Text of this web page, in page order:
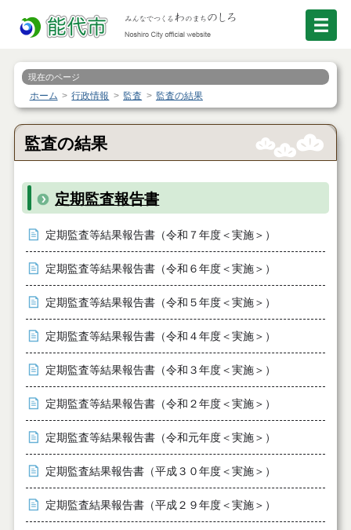
現在のページ
ホーム 行政情報 監査 監査の結果
監査の結果
定期監査報告書
定期監査等結果報告書（令和７年度＜実施＞）
定期監査等結果報告書（令和６年度＜実施＞）
定期監査等結果報告書（令和５年度＜実施＞）
定期監査等結果報告書（令和４年度＜実施＞）
定期監査等結果報告書（令和３年度＜実施＞）
定期監査等結果報告書（令和２年度＜実施＞）
定期監査等結果報告書（令和元年度＜実施＞）
定期監査結果報告書（平成３０年度＜実施＞）
定期監査結果報告書（平成２９年度＜実施＞）